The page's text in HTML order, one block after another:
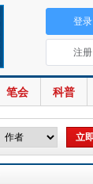
笔会 科普
登录
注册